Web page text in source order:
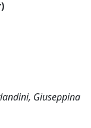
Giuseppina